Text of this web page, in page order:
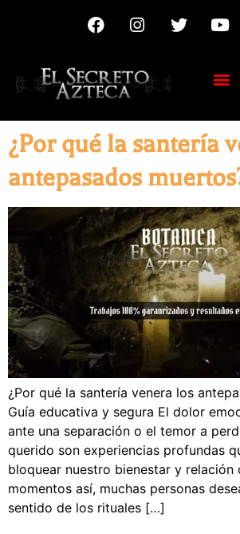
¿Por qué la santería
antepasados
¿Por qué la santería venera los
Guía educativa y segura El dolor
ante una separación o el temor a
querido son experiencias profundas
bloquear nuestro bienestar y relación
momentos así, muchas personas
sentido de los rituales […]